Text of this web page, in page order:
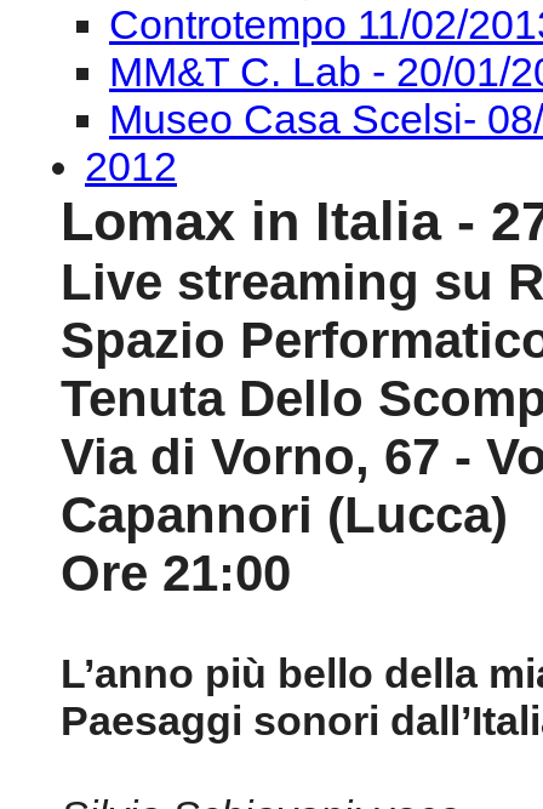
Controtempo 11/02/
MM&T C. Lab - 20/01/
Museo Casa Scelsi-
2012
Lomax in Italia -
Live streaming su
Spazio
Tenuta Dello
Via di Vorno, 67 -
Capannori (Lucca)
Ore 21:00
L’anno più bello della
Paesaggi sonori